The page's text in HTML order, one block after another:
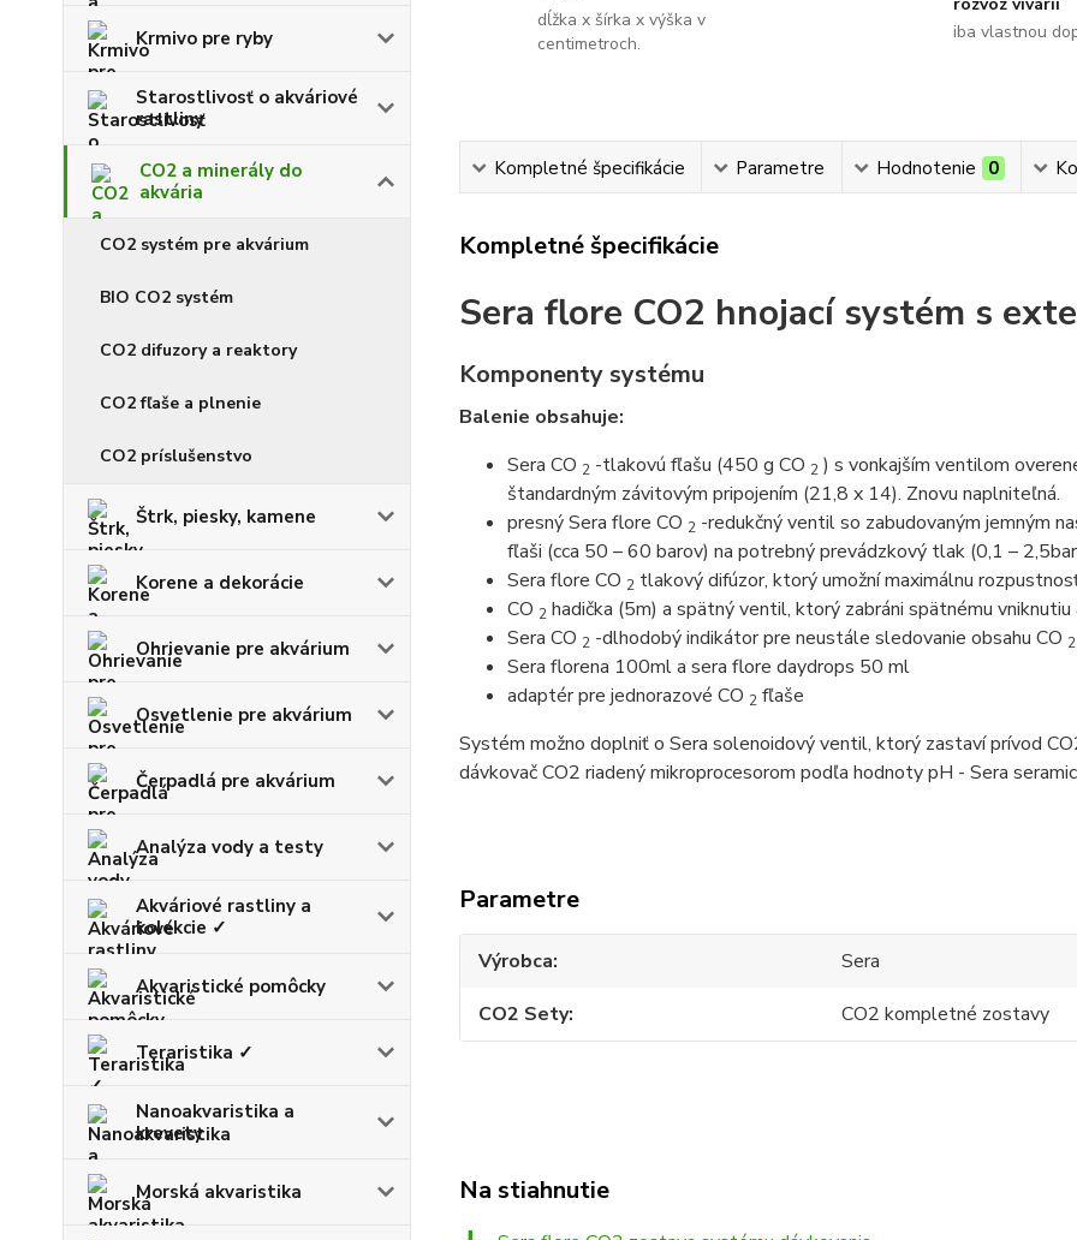
Krmivo pre ryby
Starostlivosť o akváriové
rastliny
CO2 a minerály do
akvária
CO2 systém pre akvárium
BIO CO2 systém
CO2 difuzory a reaktory
CO2 fľaše a plnenie
CO2 príslušenstvo
Štrk, piesky, kamene
Korene a dekorácie
Ohrievanie pre akvárium
Osvetlenie pre akvárium
Čerpadlá pre akvárium
Analýza vody a testy
Akváriové rastliny a
kolekcie ✓
Akvaristické pomôcky
Teraristika ✓
Nanoakvaristika a
krevety
Morská akvaristika
dĺžka x šírka x výška v
centimetroch.
iba vlastnou
Kompletné špecifikácie Parametre Hodnotenie 0
Kompletné špecifikácie
Sera flore CO2 hnojací systém s
Komponenty systému
Balenie obsahuje:
Sera CO 2 -tlakovú fľašu (450 g CO 2 ) s vonkajším ventilom
štandardným závitovým pripojením (21,8 x 14). Znovu naplniteľná.
presný Sera flore CO 2 -redukčný ventil so zabudovaným jemným
fľaši (cca 50 – 60 barov) na potrebný prevádzkový tlak (0,1 –
Sera flore CO 2 tlakový difúzor, ktorý umožní maximálnu
CO 2 hadička (5m) a spätný ventil, ktorý zabráni spätnému vniknutiu
Sera CO 2 -dlhodobý indikátor pre neustále sledovanie obsahu CO 2
Sera florena 100ml a sera flore daydrops 50 ml
adaptér pre jednorazové CO 2 fľaše
Systém možno doplniť o Sera solenoidový ventil, ktorý zastaví prívod
dávkovač CO2 riadený mikroprocesorom podľa hodnoty pH - Sera
Parametre
Výrobca
Sera
CO2 Sety
CO2 kompletné zostavy
Na stiahnutie